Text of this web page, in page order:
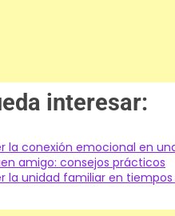
interesar:
la conexión emocional en
amigo: consejos prácticos
la unidad familiar en tiempos